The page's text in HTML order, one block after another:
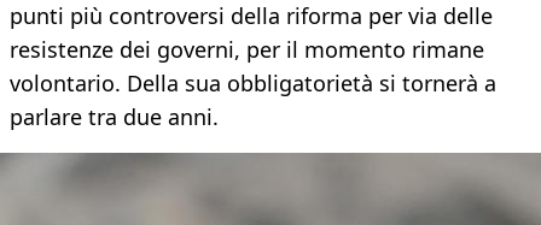
punti più controversi della riforma per via delle
resistenze dei governi, per il momento rimane
volontario. Della sua obbligatorietà si tornerà a
parlare tra due anni.